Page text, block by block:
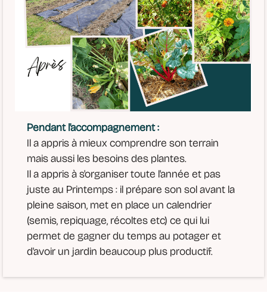
Pendant l'accompagnement :
Il a appris à mieux comprendre son terrain
mais aussi les besoins des plantes.
Il a appris à s'organiser toute l'année et pas
juste au Printemps : il prépare son sol avant la
pleine saison, met en place un calendrier
(semis, repiquage, récoltes etc) ce qui lui
permet de gagner du temps au potager et
d'avoir un jardin beaucoup plus productif.